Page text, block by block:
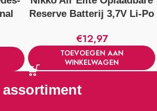
Reserve Batterij 3,7V Li-Po
€12,97
TOEVOEGEN AAN
WINKELWAGEN
assortiment